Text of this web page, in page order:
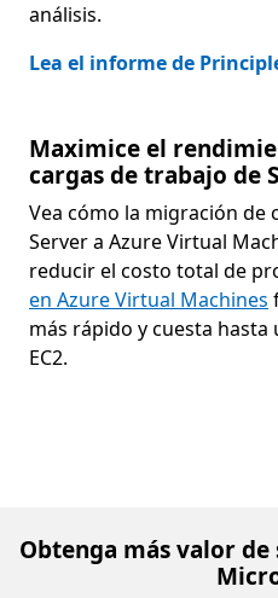
análisis.
Lea el informe de
Maximice el
cargas de trabajo de
Vea cómo la migración de
Server a Azure Virtual
reducir el costo total de
en Azure Virtual Machines
más rápido y cuesta hasta
EC2.
Obtenga más valor